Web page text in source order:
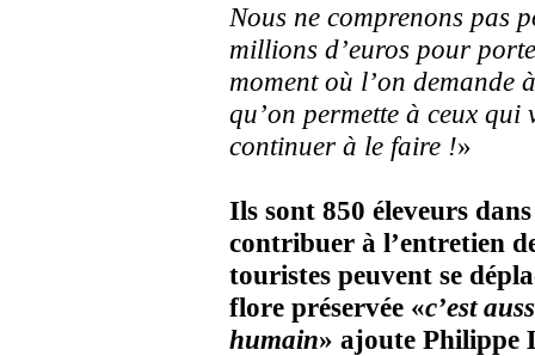
Nous ne comprenons pas
millions d’euros pour
moment où l’on
qu’on permette à ceux
continuer à le faire !»
Ils sont 850 éleveurs
contribuer à l’entretien
touristes peuvent se
flore préservée «c’est
humain» ajoute Philippe